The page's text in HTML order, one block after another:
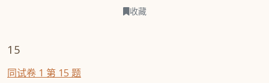
收藏
15
同试卷 1 第 15 题